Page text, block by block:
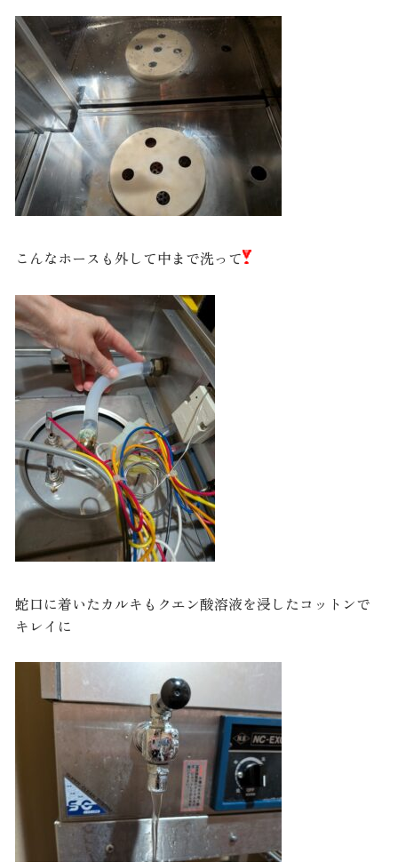
こんなホースも外して中まで洗って
蛇口に着いたカルキもクエン酸溶液を浸したコットンで
キレイに